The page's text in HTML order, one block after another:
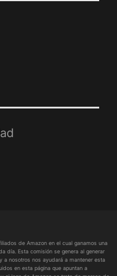
de Amazon en el cual ganamos una
día. Esta comisión se genera al generar
a nosotros nos ayudará a mantener esta
en esta página que apuntan a